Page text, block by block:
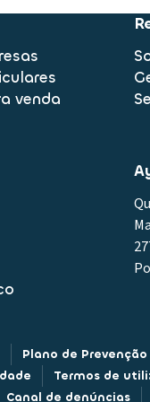
venda
Plano de
Termos de
Canal de denúncias